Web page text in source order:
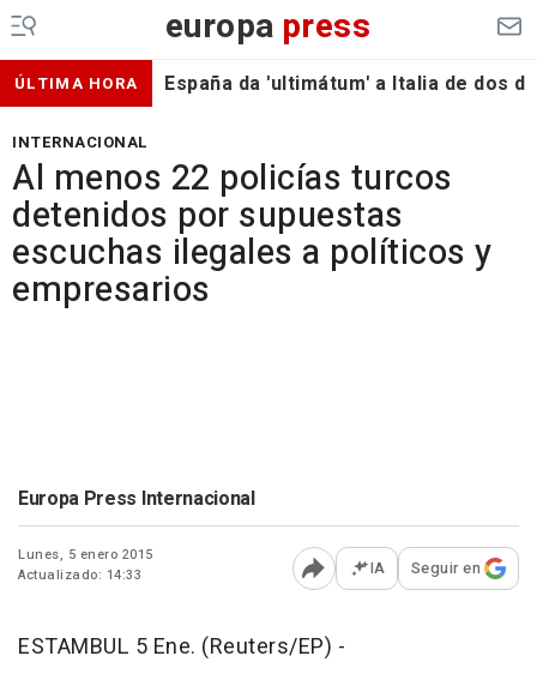
europa press
ÚLTIMA HORA España da 'ultimátum' a Italia de dos
INTERNACIONAL
Al menos 22 policías turcos
detenidos por supuestas
escuchas ilegales a políticos y
empresarios
Europa Press Internacional
Lunes, 5 enero 2015
Actualizado: 14:33
Abrir opciones para
IA Seguir en
ESTAMBUL 5 Ene. (Reuters/EP) -